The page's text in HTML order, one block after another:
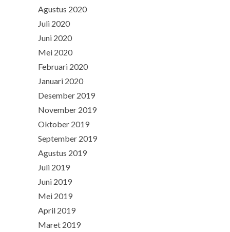
Agustus 2020
Juli 2020
Juni 2020
Mei 2020
Februari 2020
Januari 2020
Desember 2019
November 2019
Oktober 2019
September 2019
Agustus 2019
Juli 2019
Juni 2019
Mei 2019
April 2019
Maret 2019